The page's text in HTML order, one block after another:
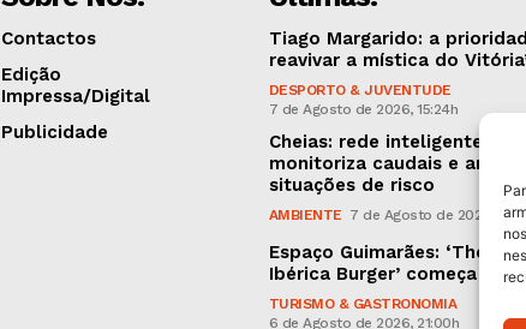
Contactos
Edição
Impressa/Digital
Publicidade
Tiago Margarido: a
reavivar a mística do
DESPORTO & JUVENTUDE
7 de Agosto de 2026, 15:24h
Cheias: rede inteligente de
monitoriza caudais e
situações de risco
AMBIENTE 7 de Agosto de 2026,
Espaço Guimarães: ‘The
Ibérica Burger’ começa hoje
TURISMO & GASTRONOMIA
6 de Agosto de 2026, 21:00h